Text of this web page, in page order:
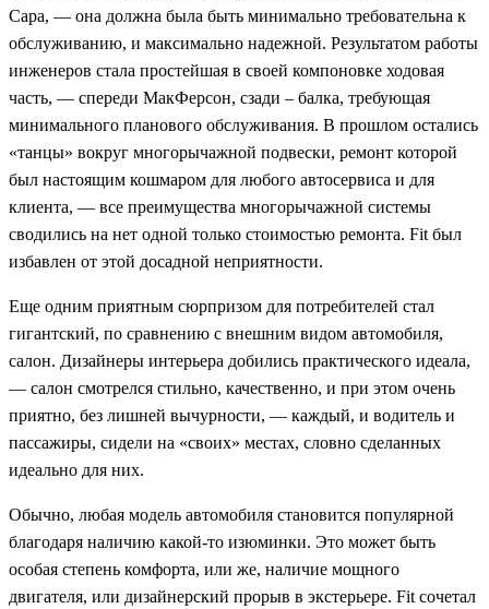
Capa, — она должна была быть минимально требовательна к
обслуживанию, и максимально надежной. Результатом работы
инженеров стала простейшая в своей компоновке ходовая
часть, — спереди МакФерсон, сзади – балка, требующая
минимального планового обслуживания. В прошлом остались
«танцы» вокруг многорычажной подвески, ремонт которой
был настоящим кошмаром для любого автосервиса и для
клиента, — все преимущества многорычажной системы
сводились на нет одной только стоимостью ремонта. Fit был
избавлен от этой досадной неприятности.
Еще одним приятным сюрпризом для потребителей стал
гигантский, по сравнению с внешним видом автомобиля,
салон. Дизайнеры интерьера добились практического идеала,
— салон смотрелся стильно, качественно, и при этом очень
приятно, без лишней вычурности, — каждый, и водитель и
пассажиры, сидели на «своих» местах, словно сделанных
идеально для них.
Обычно, любая модель автомобиля становится популярной
благодаря наличию какой-то изюминки. Это может быть
особая степень комфорта, или же, наличие мощного
двигателя, или дизайнерский прорыв в экстерьере. Fit сочетал